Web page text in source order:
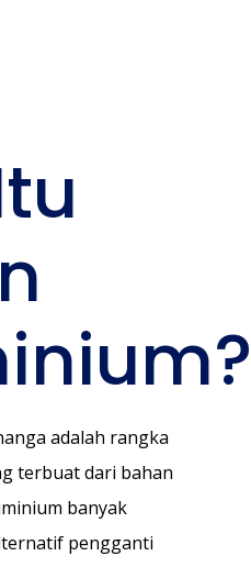
adalah rangka
terbuat dari bahan
banyak
pengganti